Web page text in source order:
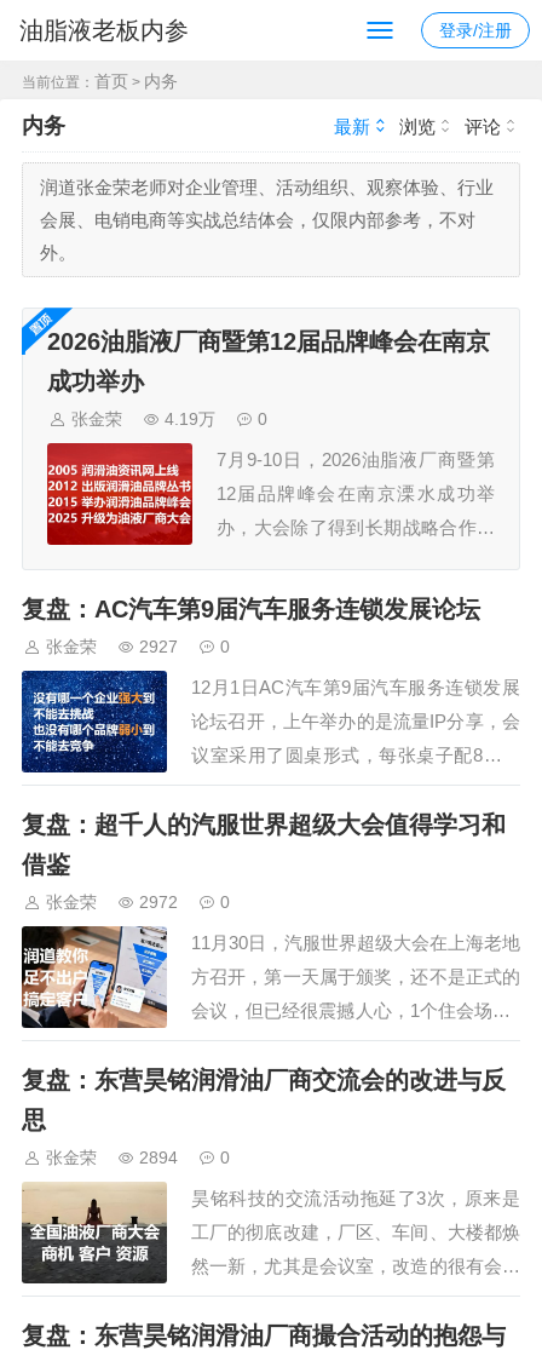
油脂液老板内参 登录/注册
当前位置： 首页 > 内务
内务 最新 浏览 评论
润道张金荣老师对企业管理、活动组织、观察体验、行业
会展、电销电商等实战总结体会，仅限内部参考，不对
外。
2026油脂液厂商暨第12届品牌峰会在南京
成功举办
张金荣 4.19万 0
7月9-10日，2026油脂液厂商暨第
12届品牌峰会在南京溧水成功举
办，大会除了得到长期战略合作伙
司、江苏汤姆智能装备有限公司的
会还安排了参观车油尿素液领导品
牌，占地195亩的可兰素工厂，特
种润滑脂企业，占…
复盘：AC汽车第9届汽车服务连锁发展论坛
张金荣 2927 0
12月1日AC汽车第9届汽车服务连锁发展
论坛召开，上午举办的是流量IP分享，会
议室采用了圆桌形式，每张桌子配8张凳
子，共20张桌子，从现场看，大部分桌子
就做了5-6人，总人数应该在100左右，但
复盘：超千人的汽服世界超级大会值得学习和
借鉴
张金荣 2972 0
11月30日，汽服世界超级大会在上海老地
方召开，第一天属于颁奖，还不是正式的
会议，但已经很震撼人心，1个住会场，3
个小会场，还有1个MBA学员交流会，由
于酒店会场布局乱，有的会场不太好找，
到，…
复盘：东营昊铭润滑油厂商交流会的改进与反
思
张金荣 2894 0
昊铭科技的交流活动拖延了3次，原来是
工厂的彻底改建，厂区、车间、大楼都焕
然一新，尤其是会议室，改造的很有会议
格调，还有小吧台，能坐50余人，有电子
屏和智能平板，方便了今后更好的举办会
复盘：东营昊铭润滑油厂商撮合活动的抱怨与